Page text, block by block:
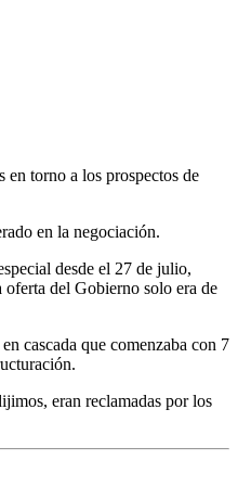
torno a los prospectos de
en la negociación.
desde el 27 de julio,
oferta del Gobierno solo era de
cascada que comenzaba con 7
eran reclamadas por los